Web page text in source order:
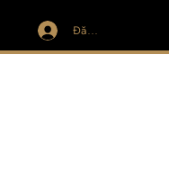
Đăng nhập